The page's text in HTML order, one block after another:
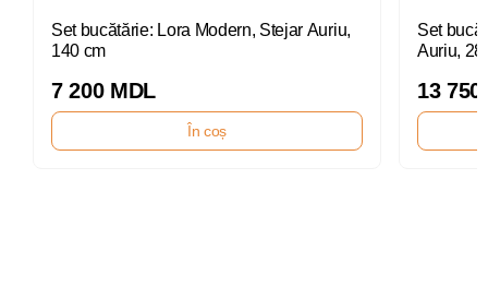
Set bucătărie: Lora Modern, Stejar Auriu,
140 cm
7 200 MDL
În coș
Set
Auriu,
13 750